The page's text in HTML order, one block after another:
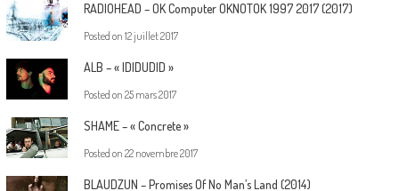
RADIOHEAD – OK Computer OKNOTOK 1997 2017 (2017)
Posted on 12 juillet 2017
ALB – « IDIDUDID »
Posted on 25 mars 2017
SHAME – « Concrete »
Posted on 22 novembre 2017
BLAUDZUN – Promises Of No Man’s Land (2014)